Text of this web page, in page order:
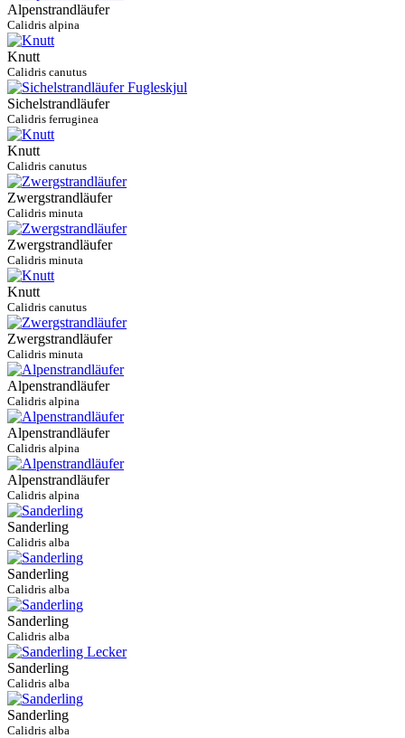
Alpenstrandläufer
Calidris alpina
Knutt
Calidris canutus
Sichelstrandläufer
Calidris ferruginea
Knutt
Calidris canutus
Zwergstrandläufer
Calidris minuta
Zwergstrandläufer
Calidris minuta
Knutt
Calidris canutus
Zwergstrandläufer
Calidris minuta
Alpenstrandläufer
Calidris alpina
Alpenstrandläufer
Calidris alpina
Alpenstrandläufer
Calidris alpina
Sanderling
Calidris alba
Sanderling
Calidris alba
Sanderling
Calidris alba
Sanderling
Calidris alba
Sanderling
Calidris alba